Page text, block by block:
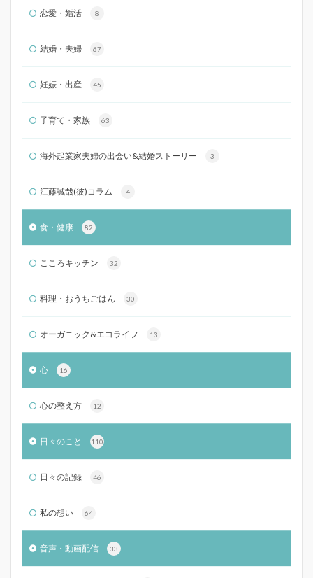
恋愛・婚活 8
結婚・夫婦 67
妊娠・出産 45
子育て・家族 63
海外起業家夫婦の出会い&結婚ストーリー 3
江藤誠哉(彼)コラム 4
食・健康 82
こころキッチン 32
料理・おうちごはん 30
オーガニック&エコライフ 13
心 16
心の整え方 12
日々のこと 110
日々の記録 46
私の想い 64
音声・動画配信 33